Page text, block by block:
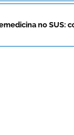
no SUS: